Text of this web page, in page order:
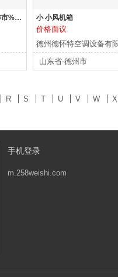
焦作市【发电机出租#联系人/焦作市%用发电%机找】 小 小风机箱
价格面议
德州德怀特空调设备有
山东省-德州市
R S T U V W X
手机登录
m.258weishi.com